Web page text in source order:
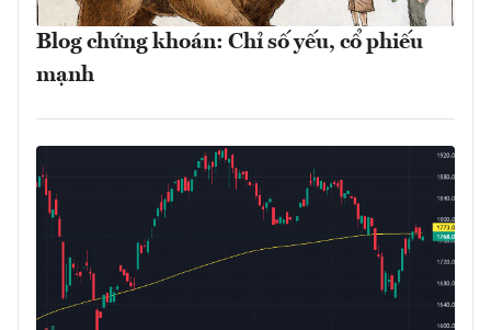
Blog chứng khoán: Chỉ số yếu, cổ phiếu
mạnh